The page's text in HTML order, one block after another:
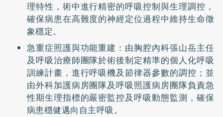
理特性，術中進行精密的呼吸控制與生理調控，
確保病患在高難度的神經定位過程中維持生命徵
象穩定。
急重症照護與功能重建：由胸腔內科張山岳主任
及呼吸治療師團隊於術後制定精準的個人化呼吸
訓練計畫，進行呼吸機及節律器參數的調控；並
由外科加護病房團隊及呼吸照護病房團隊負責急
性期生理指標的嚴密監控及呼吸動態監測，確保
病患穩健邁向自主呼吸。